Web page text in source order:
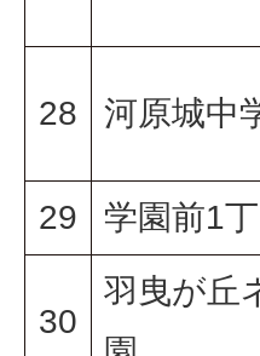
28 河原城中
29
学園前1
30
羽曳が丘